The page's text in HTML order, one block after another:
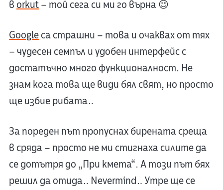
в orkut– той сега си ми го върна 😉
Googleса страшни – това и очаквах от тях
– чудесен семпъл и удобен интерфейс с
достатъчно много функционалност. Не
знам кога това ще види бял свят, но просто
ще избие рибата…
За пореден път пропуснах бирената среща
в сряда – просто не ми стигнаха силите да
се дотътря до „При кмета“. А този път бях
решил да отида… Nevermind… Утре ще се